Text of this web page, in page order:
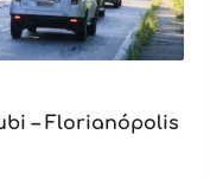
– Florianópolis